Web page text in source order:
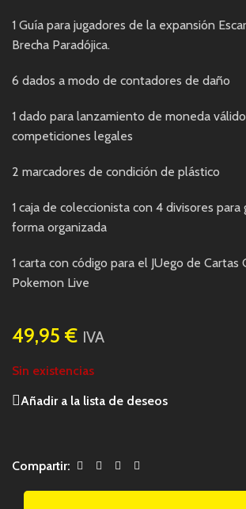
1 Guía para jugadores de la expansión
Brecha Paradójica.
6 dados a modo de contadores de daño
1 dado para lanzamiento de moneda
competiciones legales
2 marcadores de condición de plástico
1 caja de coleccionista con 4 divisores
forma organizada
1 carta con código para el JUego de Cartas
Pokemon Live
49,95 € IVA
Sin existencias
Añadir a la lista de deseos
Compartir: